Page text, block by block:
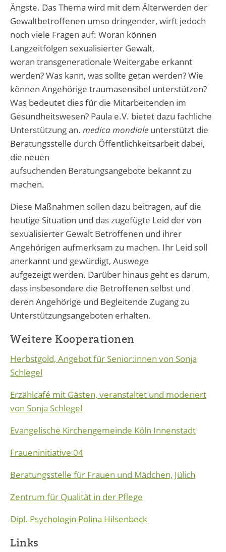
Ängste. Das Thema wird mit dem Älterwerden der
Gewaltbetroffenen umso dringender, wirft jedoch
noch viele Fragen auf: Woran können
Langzeitfolgen sexualisierter Gewalt,
woran transgenerationale Weitergabe erkannt
werden? Was kann, was sollte getan werden? Wie
können Angehörige traumasensibel unterstützen?
Was bedeutet dies für die Mitarbeitenden im
Gesundheitswesen? Paula e.V. bietet dazu fachliche
Unterstützung an. medica mondiale unterstützt die
Beratungsstelle durch Öffentlichkeitsarbeit dabei,
die neuen
aufsuchenden Beratungsangebote bekannt zu
machen.
Diese Maßnahmen sollen dazu beitragen, auf die
heutige Situation und das zugefügte Leid der von
sexualisierter Gewalt Betroffenen und ihrer
Angehörigen aufmerksam zu machen. Ihr Leid soll
anerkannt und gewürdigt, Auswege
aufgezeigt werden. Darüber hinaus geht es darum,
dass insbesondere die Betroffenen selbst und
deren Angehörige und Begleitende Zugang zu
Unterstützungsangeboten erhalten.
Weitere Kooperationen
Herbstgold, Angebot für Senior:innen von Sonja
Schlegel
Erzählcafé mit Gästen, veranstaltet und moderiert
von Sonja Schlegel
Evangelische Kirchengemeinde Köln Innenstadt
Fraueninitiative 04
Beratungsstelle für Frauen und Mädchen, Jülich
Zentrum für Qualität in der Pflege
Dipl. Psychologin Polina Hilsenbeck
Links